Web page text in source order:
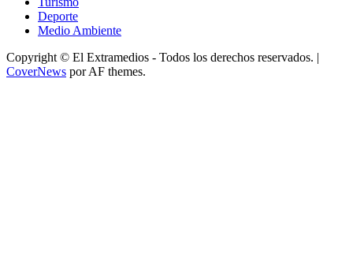
Deporte
Medio Ambiente
Copyright © El Extramedios - Todos los derechos reservados. |
CoverNews por AF themes.